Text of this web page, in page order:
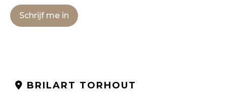
Schrijf me in
BRILART TORHOUT